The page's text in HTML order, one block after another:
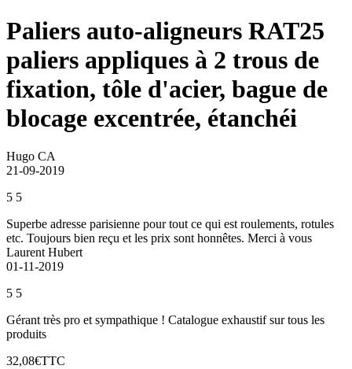
Paliers auto-aligneurs RAT25
paliers appliques à 2 trous de
fixation, tôle d'acier, bague de
blocage excentrée, étanchéi
Hugo CA
21-09-2019
5 5
Superbe adresse parisienne pour tout ce qui est roulements, rotules
etc. Toujours bien reçu et les prix sont honnêtes. Merci à vous
Laurent Hubert
01-11-2019
5 5
Gérant très pro et sympathique ! Catalogue exhaustif sur tous les
produits
32,08€TTC